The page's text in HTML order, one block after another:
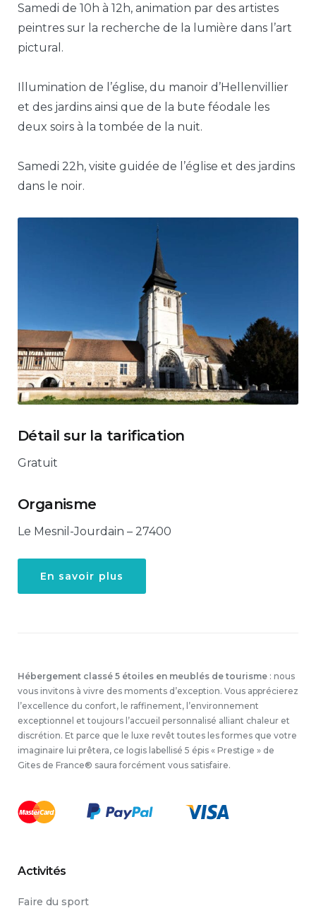
Samedi de 10h à 12h, animation par des artistes
peintres sur la recherche de la lumière dans l’art
pictural.
Illumination de l’église, du manoir d’Hellenvillier
et des jardins ainsi que de la bute féodale les
deux soirs à la tombée de la nuit.
Samedi 22h, visite guidée de l’église et des jardins
dans le noir.
Détail sur la tarification
Gratuit
Organisme
Le Mesnil-Jourdain – 27400
En savoir plus
Hébergement classé 5 étoiles en meublés de tourisme : nous
vous invitons à vivre des moments d’exception. Vous apprécierez
l’excellence du confort, le raffinement, l’environnement
exceptionnel et toujours l’accueil personnalisé alliant chaleur et
discrétion. Et parce que le luxe revêt toutes les formes que votre
imaginaire lui prêtera, ce logis labellisé 5 épis « Prestige » de
Gites de France® saura forcément vous satisfaire.
Activités
Faire du sport